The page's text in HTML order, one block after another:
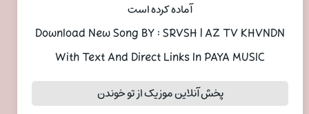
آماده کرده است
Download New Song BY : SRVSH | AZ TV KHVNDN
With Text And Direct Links In PAYA MUSIC
پخش آنلاین موزیک از تو خوندن